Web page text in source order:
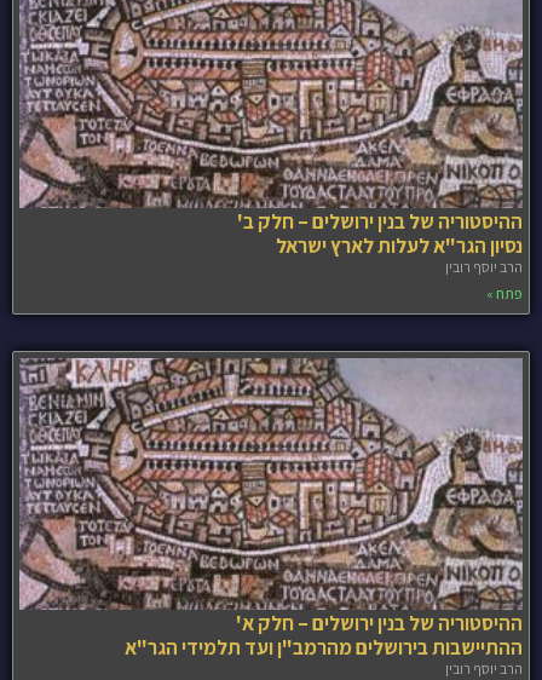
ההיסטוריה של בנין ירושלים – חלק ב'
נסיון הגר"א לעלות לארץ ישראל
הרב יוסף רובין
פתח »
ההיסטוריה של בנין ירושלים – חלק א'
ההתיישבות בירושלים מהרמב"ן ועד תלמידי הגר"א
הרב יוסף רובין